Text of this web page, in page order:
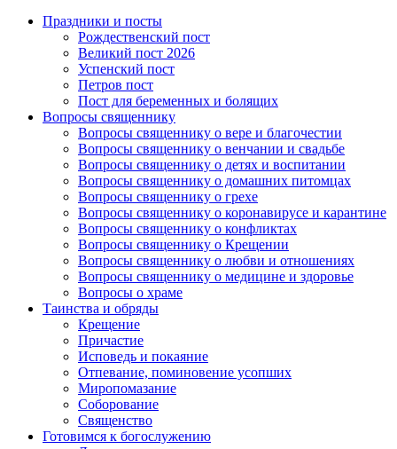
Праздники и посты
Рождественский пост
Великий пост 2026
Успенский пост
Петров пост
Пост для беременных и болящих
Вопросы священнику
Вопросы священнику о вере и благочестии
Вопросы священнику о венчании и свадьбе
Вопросы священнику о детях и воспитании
Вопросы священнику о домашних питомцах
Вопросы священнику о грехе
Вопросы священнику о коронавирусе и карантине
Вопросы священнику о конфликтах
Вопросы священнику о Крещении
Вопросы священнику о любви и отношениях
Вопросы священнику о медицине и здоровье
Вопросы о храме
Таинства и обряды
Крещение
Причастие
Исповедь и покаяние
Отпевание, поминовение усопших
Миропомазание
Соборование
Священство
Готовимся к богослужению